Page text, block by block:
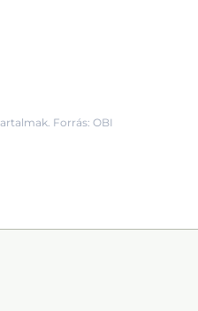
Forrás: OBI